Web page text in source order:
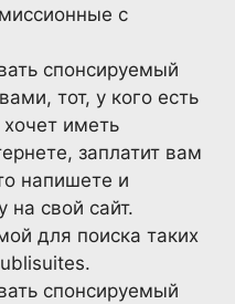
с
спонсируемый
тот, у кого есть
иметь
заплатит вам
напишете и
на свой сайт.
для поиска таких
спонсируемый